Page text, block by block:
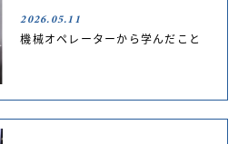
2026.05.11
機械オペレーターから学んだこと